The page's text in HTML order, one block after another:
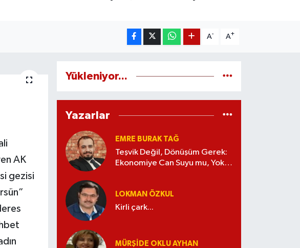
A- A+
AK
gezisi
Yükleniyor...
Yazarlar
EMRE BURAK TAĞ
Teşvik Değil, Dönüşüm Gerek:
Ekonomiye Can Suyu mu, Yoksa
LOKMAN ÖZKUL
Kirli çark...
MÜRŞIDE OKLU AYHAN